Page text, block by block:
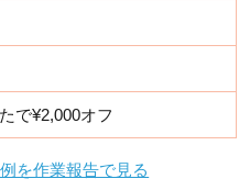
で¥2,000オフ
を作業報告で見る